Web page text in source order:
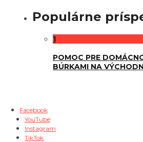
Populárne
1
POMOC PRE
BÚRKAMI NA
Facebook
YouTube
Instagram
TikTok